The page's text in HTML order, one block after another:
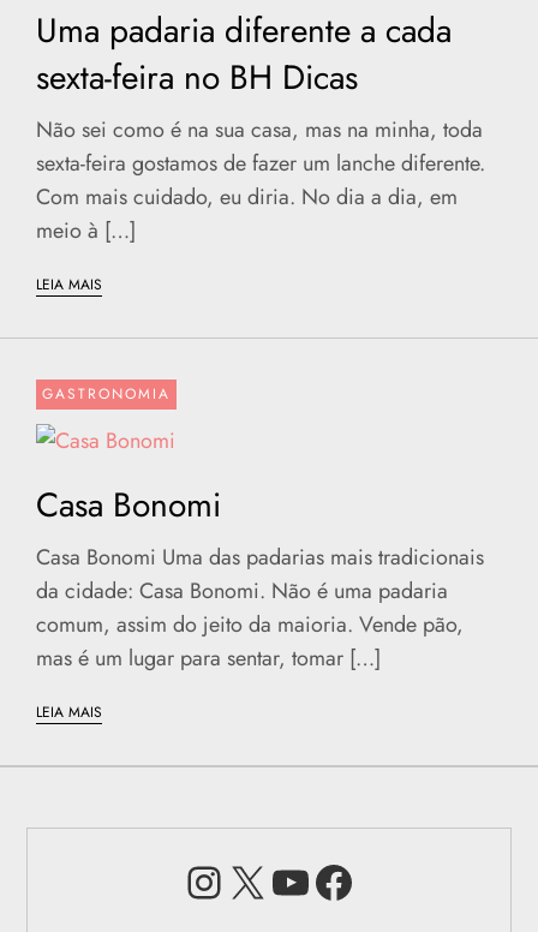
Uma padaria diferente a cada
sexta-feira no BH Dicas
Não sei como é na sua casa, mas na minha, toda
sexta-feira gostamos de fazer um lanche diferente.
Com mais cuidado, eu diria. No dia a dia, em
meio à […]
LEIA MAIS
GASTRONOMIA
Casa Bonomi
Casa Bonomi Uma das padarias mais tradicionais
da cidade: Casa Bonomi. Não é uma padaria
comum, assim do jeito da maioria. Vende pão,
mas é um lugar para sentar, tomar […]
LEIA MAIS
Instagram
X Youtube